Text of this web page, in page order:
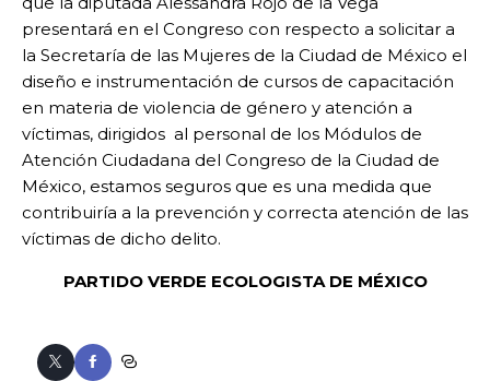
presentará en el Congreso con respecto a solicitar a
la Secretaría de las Mujeres de la Ciudad de México el
diseño e instrumentación de cursos de capacitación
en materia de violencia de género y atención a
víctimas, dirigidos al personal de los Módulos de
Atención Ciudadana del Congreso de la Ciudad de
México, estamos seguros que es una medida que
contribuiría a la prevención y correcta atención de las
víctimas de dicho delito.
PARTIDO VERDE ECOLOGISTA DE MÉXICO